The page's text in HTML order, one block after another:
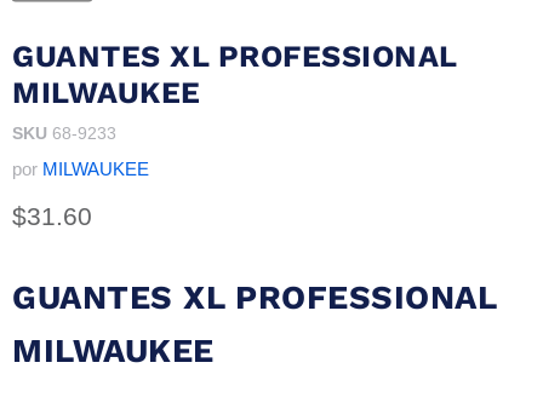
GUANTES XL PROFESSIONAL
MILWAUKEE
SKU 68-9233
por MILWAUKEE
Precio actual
$31.60
GUANTES XL PROFESSIONAL
MILWAUKEE